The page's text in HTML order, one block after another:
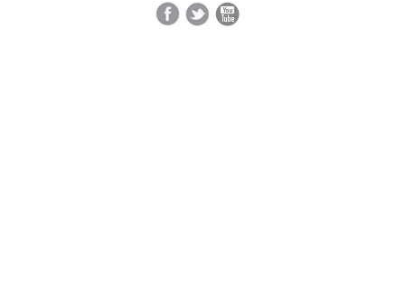
FacebookTwitterYouTube